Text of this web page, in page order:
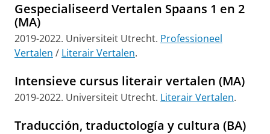
Gespecialiseerd Vertalen Spaans 1 en 2
(MA)
2019-2022. Universiteit Utrecht. Professioneel
Vertalen / Literair Vertalen.
Intensieve cursus literair vertalen (MA)
2019-2022. Universiteit Utrecht. Literair Vertalen.
Traducción, traductología y cultura (BA)